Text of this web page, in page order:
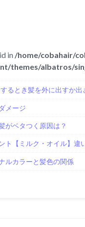
in /home/cobahair/
themes/albatros/
るとき髪を外に出すか
メージ
がベタつく原因は？
ト【ミルク・オイル】違
ルカラーと髪色の関係